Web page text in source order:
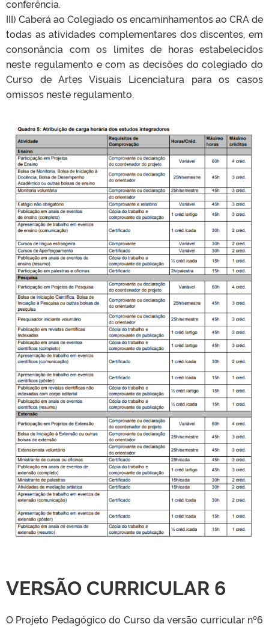
conferência.
III) Caberá ao Colegiado os encaminhamentos ao CRA de
todas as atividades complementares dos discentes, em
consonância com os limites de horas estabelecidos
neste regulamento e com as decisões do colegiado do
Curso de Artes Visuais Licenciatura para os casos
omissos neste regulamento.
VERSÃO CURRICULAR 6
O Projeto Pedagógico do Curso da versão curricular nº6